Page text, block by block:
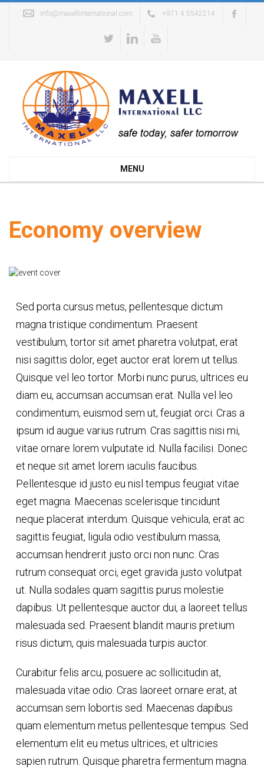
info@maxellinternational.com +971 4 5542214
MENU
Economy overview
Sed porta cursus metus, pellentesque dictum
magna tristique condimentum. Praesent
vestibulum, tortor sit amet pharetra volutpat, erat
nisi sagittis dolor, eget auctor erat lorem ut tellus.
Quisque vel leo tortor. Morbi nunc purus, ultrices eu
diam eu, accumsan accumsan erat. Nulla vel leo
condimentum, euismod sem ut, feugiat orci. Cras a
ipsum id augue varius rutrum. Cras sagittis nisi mi,
vitae ornare lorem vulputate id. Nulla facilisi. Donec
et neque sit amet lorem iaculis faucibus.
Pellentesque id justo eu nisl tempus feugiat vitae
eget magna. Maecenas scelerisque tincidunt
neque placerat interdum. Quisque vehicula, erat ac
sagittis feugiat, ligula odio vestibulum massa,
accumsan hendrerit justo orci non nunc. Cras
rutrum consequat orci, eget gravida justo volutpat
ut. Nulla sodales quam sagittis purus molestie
dapibus. Ut pellentesque auctor dui, a laoreet tellus
malesuada sed. Praesent blandit mauris pretium
risus dictum, quis malesuada turpis auctor.
Curabitur felis arcu, posuere ac sollicitudin at,
malesuada vitae odio. Cras laoreet ornare erat, at
accumsan sem lobortis sed. Maecenas dapibus
quam elementum metus pellentesque tempus. Sed
elementum elit eu metus ultrices, et ultricies
sapien rutrum. Quisque pharetra fermentum magna.